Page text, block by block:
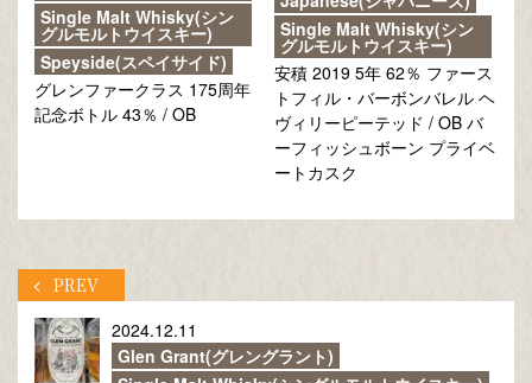
Single Malt Whisky(シン
グルモルトウイスキー)
Speyside(スペイサイド)
グレンファークラス 175周年
記念ボトル 43％ / OB
Single Malt Whisky(シン
グルモルトウイスキー)
安積 2019 5年 62％ ファース
トフィル・バーボンバレル ヘ
ヴィリーピーテッド / OB バ
ーフィッシュボーン プライベ
ートカスク
PREV
2024.12.11
Glen Grant(グレングラント)